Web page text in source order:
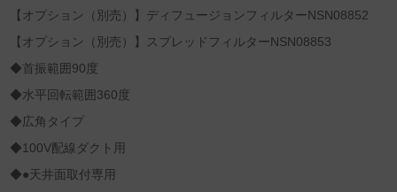
【オプション（別売）】ディフュージョンフィルターNSN08852
【オプション（別売）】スプレッドフィルターNSN08853
◆首振範囲90度
◆水平回転範囲360度
◆広角タイプ
◆100V配線ダクト用
◆●天井面取付専用